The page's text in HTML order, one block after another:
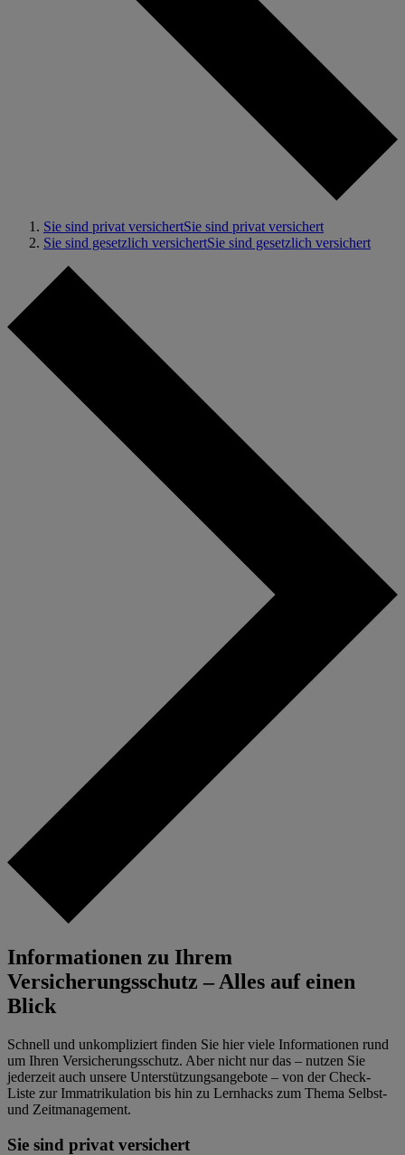
Sie sind privat versichertSie sind privat versichert
Sie sind gesetzlich versichertSie sind gesetzlich versichert
Informationen zu Ihrem
Versicherungsschutz – Alles auf einen
Blick
Schnell und unkompliziert finden Sie hier viele Informationen rund
um Ihren Versicherungsschutz. Aber nicht nur das – nutzen Sie
jederzeit auch unsere Unterstützungsangebote – von der Check-
Liste zur Immatrikulation bis hin zu Lernhacks zum Thema Selbst-
und Zeitmanagement.
Sie sind privat versichert